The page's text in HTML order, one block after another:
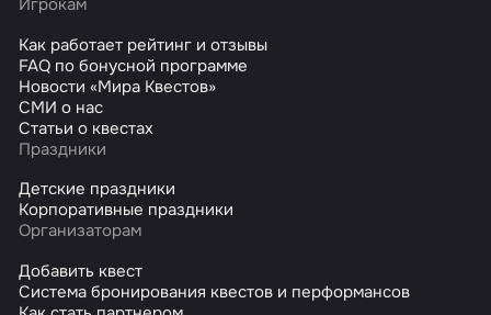
Игрокам
Как работает рейтинг и отзывы
FAQ по бонусной программе
Новости «Мира Квестов»
СМИ о нас
Статьи о квестах
Праздники
Детские праздники
Корпоративные праздники
Организаторам
Добавить квест
Система бронирования квестов и перформансов